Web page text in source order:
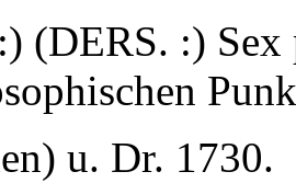
(DERS. :) Sex
u. Dr. 1730.